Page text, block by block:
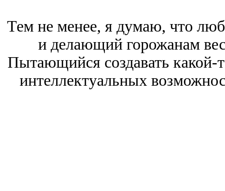
Тем не менее, я думаю, что
и делающий горожанам
Пытающийся создавать какой-
интеллектуальных